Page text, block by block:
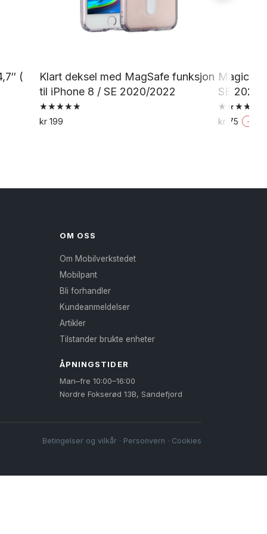
(
Klart deksel med MagSafe funksjon
til iPhone 8 / SE 2020/2022
Vurdert
5.00
kr199
Magic
SE 2022
Vurdert
5.00
kr 75 -
OM OSS
Om Mobilverkstedet
Mobilpant
Bli forhandler
Kundeanmeldelser
Artikler
Tilstander brukte enheter
ÅPNINGSTIDER
Man–fre 10:00–16:00
Nordre Fokserød 13B, Sandefjord
Betingelser og vilkår · Personvern · Cookies